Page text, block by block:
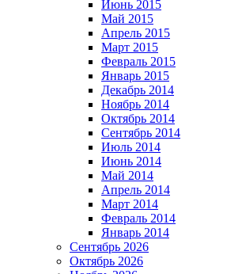
Июнь 2015
Май 2015
Апрель 2015
Март 2015
Февраль 2015
Январь 2015
Декабрь 2014
Ноябрь 2014
Октябрь 2014
Сентябрь 2014
Июль 2014
Июнь 2014
Май 2014
Апрель 2014
Март 2014
Февраль 2014
Январь 2014
Сентябрь 2026
Октябрь 2026